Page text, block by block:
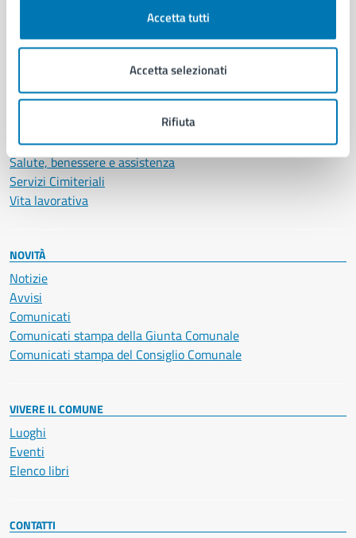
Accetta tutti
Accetta selezionati
Rifiuta
Autorizzazioni
Documenti e certificati
Educazione e formazione
Giustizia e sicurezza pubblica
Imprese e commercio
Salute, benessere e assistenza
Servizi Cimiteriali
Vita lavorativa
NOVITÀ
Notizie
Avvisi
Comunicati
Comunicati stampa della Giunta Comunale
Comunicati stampa del Consiglio Comunale
VIVERE IL COMUNE
Luoghi
Eventi
Elenco libri
CONTATTI